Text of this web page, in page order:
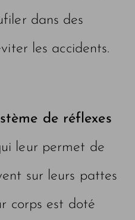
dans des
les accidents.
de réflexes
leur permet de
sur leurs pattes
corps est doté